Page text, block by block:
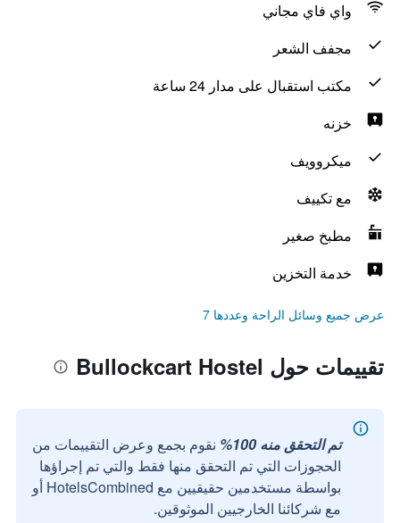
واي فاي مجاني
مجفف الشعر
مكتب استقبال على مدار 24 ساعة
خزنه
ميكروويف
مع تكييف
مطبخ صغير
خدمة التخزين
عرض جميع وسائل الراحة وعددها 7
تقييمات حول Bullockcart Hostel
تم التحقق منه 100%
نقوم بجمع وعرض التقييمات من
الحجوزات التي تم التحقق منها فقط والتي تم إجراؤها
بواسطة مستخدمين حقيقيين مع HotelsCombined أو
مع شركائنا الخارجيين الموثوقين.